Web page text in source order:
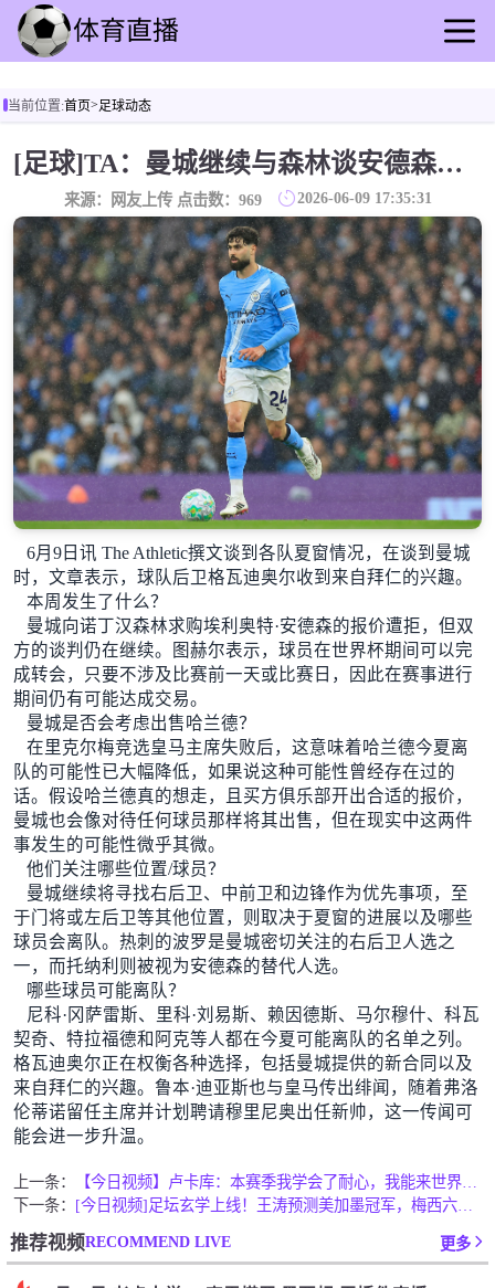
足球直播
篮球直播
足球录像
篮球录播
足球动态
篮球速报
全球联赛
当前位置:首页>足球动态
[足球]TA：曼城继续与森林谈安德森，格瓦迪奥尔收到来自拜仁的兴趣
来源：网友上传 点击数： 969 2026-06-09 17:35:31
6月9日讯 The Athletic撰文谈到各队夏窗情况，在谈到曼城
时，文章表示，球队后卫格瓦迪奥尔收到来自拜仁的兴趣。
本周发生了什么？
曼城向诺丁汉森林求购埃利奥特·安德森的报价遭拒，但双
方的谈判仍在继续。图赫尔表示，球员在世界杯期间可以完
成转会，只要不涉及比赛前一天或比赛日，因此在赛事进行
期间仍有可能达成交易。
曼城是否会考虑出售哈兰德？
在里克尔梅竞选皇马主席失败后，这意味着哈兰德今夏离
队的可能性已大幅降低，如果说这种可能性曾经存在过的
话。假设哈兰德真的想走，且买方俱乐部开出合适的报价，
曼城也会像对待任何球员那样将其出售，但在现实中这两件
事发生的可能性微乎其微。
他们关注哪些位置/球员？
曼城继续将寻找右后卫、中前卫和边锋作为优先事项，至
于门将或左后卫等其他位置，则取决于夏窗的进展以及哪些
球员会离队。热刺的波罗是曼城密切关注的右后卫人选之
一，而托纳利则被视为安德森的替代人选。
哪些球员可能离队？
尼科·冈萨雷斯、里科·刘易斯、赖因德斯、马尔穆什、科瓦
契奇、特拉福德和阿克等人都在今夏可能离队的名单之列。
格瓦迪奥尔正在权衡各种选择，包括曼城提供的新合同以及
来自拜仁的兴趣。鲁本·迪亚斯也与皇马传出绯闻，随着弗洛
伦蒂诺留任主席并计划聘请穆里尼奥出任新帅，这一传闻可
能会进一步升温。
上一条：
【今日视频】卢卡库：本赛季我学会了耐心，我能来世界杯本就是个
下一条：
[今日视频]足坛玄学上线！王涛预测美加墨冠军，梅西六战世界杯
推荐视频RECOMMEND LIVE 更多